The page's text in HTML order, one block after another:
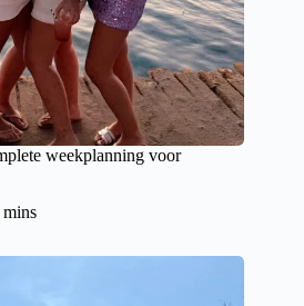
weekplanning voor
mins